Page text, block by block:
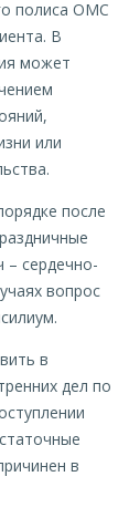
полиса ОМС
В
может
или
после
– сердечно-
вопрос
в
дел по
в